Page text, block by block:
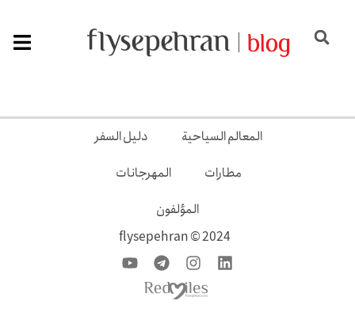
المعالم السياحية
دليل السفر
مطارات
المهرجانات
المؤلفون
2024 © flysepehran